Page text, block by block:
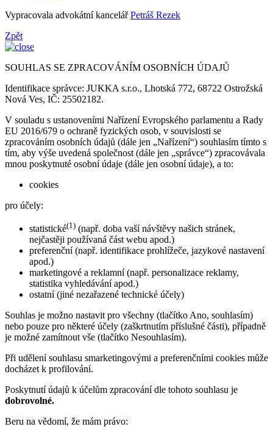
Vypracovala advokátní kancelářPetráš Rezek
Zpět
SOUHLAS SE ZPRACOVÁNÍM OSOBNÍCH ÚDAJŮ
Identifikace správce: JUKKA s.r.o., Lhotská 772, 68722 Ostrožská
Nová Ves, IČ: 25502182.
V souladu s ustanoveními Nařízení Evropského parlamentu a Rady
EU 2016/679 o ochraně fyzických osob, v souvislosti se
zpracováním osobních údajů (dále jen „Nařízení“) souhlasím tímto s
tím, aby výše uvedená společnost (dále jen „správce“) zpracovávala
mnou poskytnuté osobní údaje (dále jen osobní údaje), a to:
cookies
pro účely:
statistické(1) (např. doba vaší návštěvy našich stránek,
nejčastěji používaná část webu apod.)
preferenční (např. identifikace prohlížeče, jazykové nastavení
apod.)
marketingové a reklamní (např. personalizace reklamy,
statistika vyhledávání apod.)
ostatní (jiné nezařazené technické účely)
Souhlas je možno nastavit pro všechny (tlačítko Ano, souhlasím)
nebo pouze pro některé účely (zaškrtnutím příslušné části), případně
je možné zamítnout vše (tlačítko Nesouhlasím).
Při udělení souhlasu smarketingovými a preferenčními cookies může
docházet k profilování.
Poskytnutí údajů k účelům zpracování dle tohoto souhlasu je
dobrovolné.
Beru na vědomí, že mám právo: